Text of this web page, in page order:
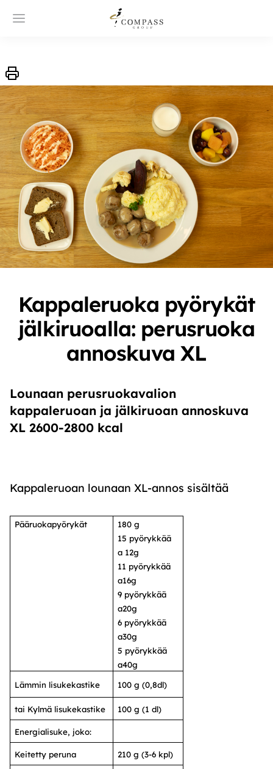
Kappaleruoka pyörykät
jälkiruoalla: perusruoka
annoskuva XL
Lounaan perusruokavalion
kappaleruoan ja jälkiruoan annoskuva
XL 2600-2800 kcal
Kappaleruoan lounaan XL-annos sisältää
Pääruokapyörykät
180 g
15 pyörykkää
a 12g
11 pyörykkää
a16g
9 pyörykkää
a20g
6 pyörykkää
a30g
5 pyörykkää
a40g
Lämmin lisukekastike 100 g (0,8dl)
tai Kylmä lisukekastike 100 g (1 dl)
Energialisuke, joko:
Keitetty peruna 210 g (3-6 kpl)